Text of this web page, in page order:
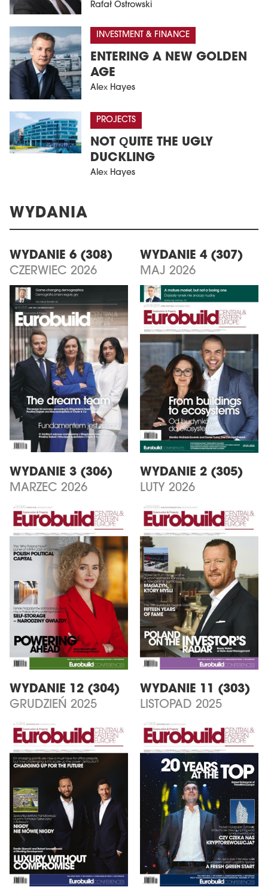
Rafał Ostrowski
INVESTMENT & FINANCE
ENTERING A NEW GOLDEN
AGE
Alex Hayes
PROJECTS
NOT QUITE THE UGLY
DUCKLING
Alex Hayes
WYDANIA
WYDANIE 6 (308)
CZERWIEC 2026
WYDANIE 4 (307)
MAJ 2026
WYDANIE 3 (306)
MARZEC 2026
WYDANIE 2 (305)
LUTY 2026
WYDANIE 12 (304)
GRUDZIEŃ 2025
WYDANIE 11 (303)
LISTOPAD 2025